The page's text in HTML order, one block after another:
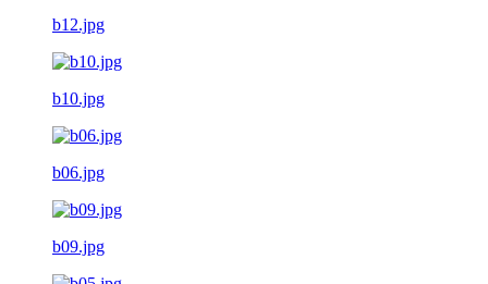
b12.jpg
b10.jpg
b06.jpg
b09.jpg